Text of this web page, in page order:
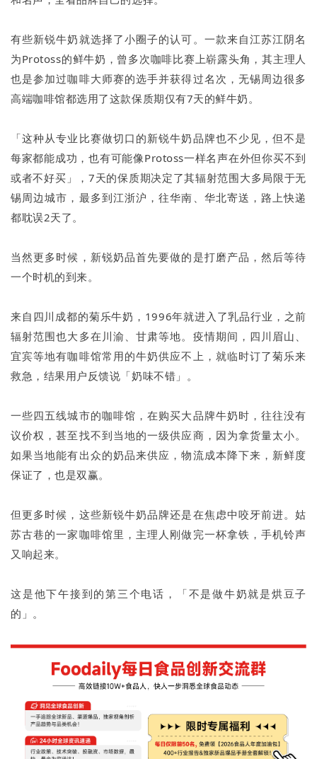
有些新锐牛奶就选择了小圈子的认可。一款来自江苏江阴名
为Protoss的鲜牛奶，曾多次咖啡比赛上崭露头角，其主理人
也是参加过咖啡大师赛的选手并获得过名次，无锡周边很多
高端咖啡馆都选用了这款保质期仅有7天的鲜牛奶。
「这种从专业比赛做切口的新锐牛奶品牌也不少见，但不是
每家都能成功，也有可能像Protoss一样名声在外但你买不到
或者不好买」，7天的保质期决定了其辐射范围大多局限于无
锡周边城市，最多到江浙沪，往华南、华北寄送，路上快递
都耽误2天了。
当然更多时候，新锐奶品首先要做的是打磨产品，然后等待
一个时机的到来。
来自四川成都的菊乐牛奶，1996年就进入了乳品行业，之前
辐射范围也大多在川渝、甘肃等地。疫情期间，四川眉山、
宜宾等地有咖啡馆常用的牛奶供应不上，就临时订了菊乐来
救急，结果用户反馈说「奶味不错」。
一些四五线城市的咖啡馆，在购买大品牌牛奶时，往往没有
议价权，甚至找不到当地的一级供应商，因为拿货量太小。
如果当地能有出众的奶品来供应，物流成本降下来，新鲜度
保证了，也是双赢。
但更多时候，这些新锐牛奶品牌还是在焦虑中咬牙前进。姑
苏古巷的一家咖啡馆里，主理人刚做完一杯拿铁，手机铃声
又响起来。
这是他下午接到的第三个电话，「不是做牛奶就是烘豆子
的」。